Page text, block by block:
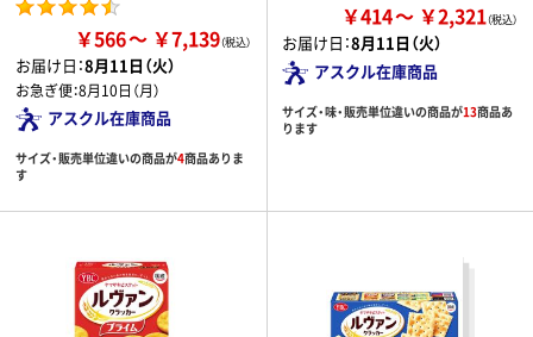
￥566 ￥7,139
お届け日：8月11日（火）
お急ぎ便：8月10日（月）
アスクル在庫商品
サイズ・販売単位違いの商品が4商品ありま
す
￥414 ￥2,321
お届け日：8月11日（火）
アスクル在庫商品
サイズ・味・販売単位違いの商品が13商品あ
ります